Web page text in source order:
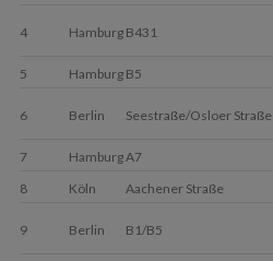
4 Hamburg B431
5 Hamburg B5
6 Berlin Seestraße/Osloer Straße
7 Hamburg A7
8
Köln Aachener Straße
9 Berlin B1/B5